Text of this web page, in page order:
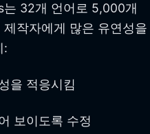
는 32개 언어로 5,000개
작자에게 많은 유연성을
:
을 적응시킴
보이도록 수정